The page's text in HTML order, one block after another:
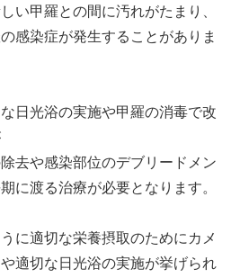
い甲羅との間に汚れがたまり、
感染症が発生することがありま
日光浴の実施や甲羅の消毒で改
去や感染部位のデブリードメン
に渡る治療が必要となります。
に適切な栄養摂取のためにカメ
適切な日光浴の実施が挙げられ